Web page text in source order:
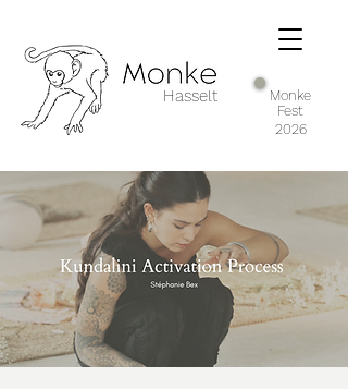
Hasselt
Monke
Fest
2026